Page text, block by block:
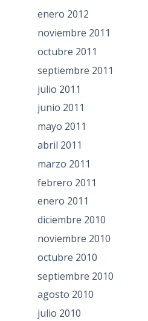
enero 2012
noviembre 2011
octubre 2011
septiembre 2011
julio 2011
junio 2011
mayo 2011
abril 2011
marzo 2011
febrero 2011
enero 2011
diciembre 2010
noviembre 2010
octubre 2010
septiembre 2010
agosto 2010
julio 2010